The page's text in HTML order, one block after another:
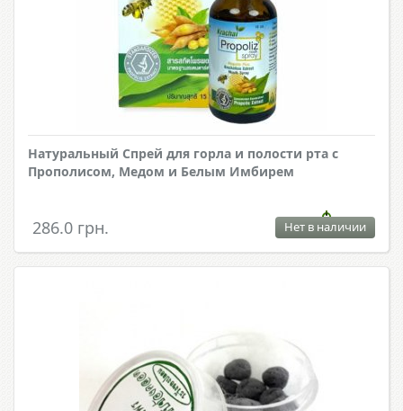
Натуральный Спрей для горла и полости рта с
Прополисом, Медом и Белым Имбирем
286.0 грн. Нет в наличии